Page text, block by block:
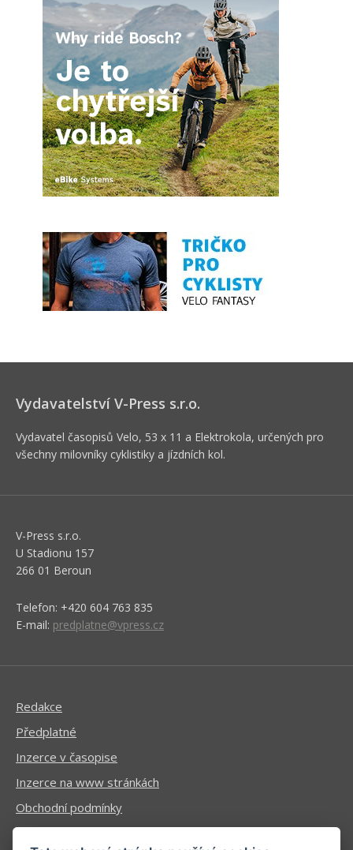
Vydavatelství V-Press s.r.o.
Vydavatel časopisů Velo, 53 x 11 a Elektrokola, určených pro
všechny milovníky cyklistiky a jízdních kol.
V-Press s.r.o.
U Stadionu 157
266 01 Beroun
Telefon: +420 604 763 835
E-mail: predplatne@vpress.cz
Redakce
Předplatné
Inzerce v časopise
Inzerce na www stránkách
Obchodní podmínky
Ochrana osobních údajů